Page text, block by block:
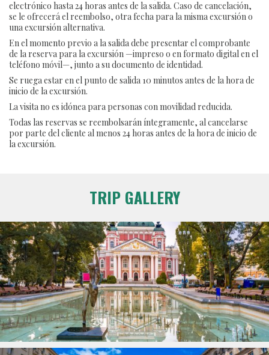
electrónico hasta 24 horas antes de la salida. Caso de cancelación,
se le ofrecerá el reembolso, otra fecha para la misma excursión o
una excursión alternativa.
En el momento previo a la salida debe presentar el comprobante
de la reserva para la excursión —impreso o en formato digital en el
teléfono móvil—, junto a su documento de identidad.
Se ruega estar en el punto de salida 10 minutos antes de la hora de
inicio de la excursión.
La visita no es idónea para personas con movilidad reducida.
Todas las reservas se reembolsarán íntegramente, al cancelarse
por parte del cliente al menos 24 horas antes de la hora de inicio de
la excursión.
TRIP GALLERY